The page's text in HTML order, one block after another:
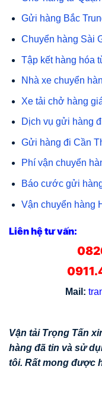
Gửi hàng Bắc
Chuyển hàng Sài
Tập kết hàng hóa
Nhà xe chuyển
Xe tải chở hàng
Dịch vụ gửi hàng
Gửi hàng đi Cần
Phí vận chuyển
Báo cước gửi
Vận chuyển hàng
Liên hệ tư vấn:
Mail:
Vận tải Trọng Tấn
hàng đã tin và sử
tôi. Rất mong được